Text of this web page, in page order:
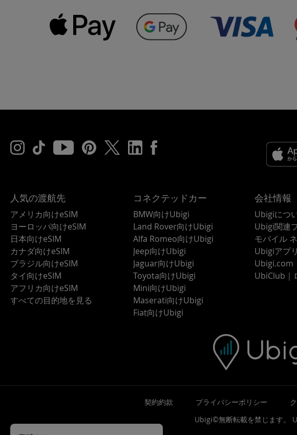
人気の渡航先
アメリカ向けeSIM
ヨーロッパ向けeSIM
日本向けeSIM
カナダ向けeSIM
ブラジル向けeSIM
タイ向けeSIM
アフリカ向けeSIM
すべての目的地を見る
コネクテッドカー
BMW向けUbigi
Land Rover向けUbigi
Alfa Romeo向けUbigi
Jeep向けUbigi
Jaguar向けUbigi
Toyota向けUbigi
Mini向けUbigi
Maserati向けUbigi
Fiat向けUbigi
会社情報
Ubigiにつ
Ubigi関連
モバイル
Ubigiアプリ
Ubigi.com
UbiClub｜
契約約款 プライバシーポリシー
Ubigi©無断転載を禁じます。